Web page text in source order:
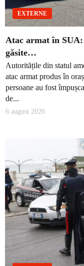
EXTERNE
Atac armat în
găsite…
Autoritățile din statul
atac armat produs în
persoane au fost
de...
6 august 2026